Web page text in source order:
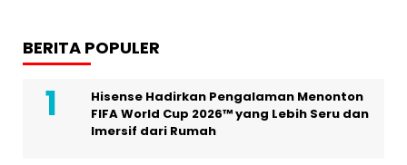
BERITA POPULER
Hisense Hadirkan Pengalaman Menonton
FIFA World Cup 2026™ yang Lebih Seru dan
Imersif dari Rumah